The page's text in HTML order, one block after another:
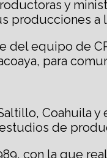
y
producciones a
del equipo de
para
Coahuila
de
con la que